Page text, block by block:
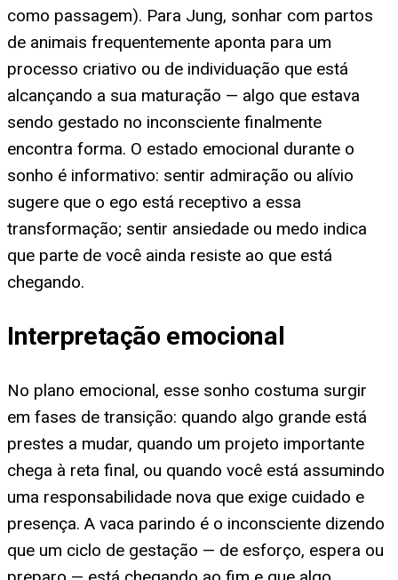
como passagem). Para Jung, sonhar com partos
de animais frequentemente aponta para um
processo criativo ou de individuação que está
alcançando a sua maturação — algo que estava
sendo gestado no inconsciente finalmente
encontra forma. O estado emocional durante o
sonho é informativo: sentir admiração ou alívio
sugere que o ego está receptivo a essa
transformação; sentir ansiedade ou medo indica
que parte de você ainda resiste ao que está
chegando.
Interpretação emocional
No plano emocional, esse sonho costuma surgir
em fases de transição: quando algo grande está
prestes a mudar, quando um projeto importante
chega à reta final, ou quando você está assumindo
uma responsabilidade nova que exige cuidado e
presença. A vaca parindo é o inconsciente dizendo
que um ciclo de gestação — de esforço, espera ou